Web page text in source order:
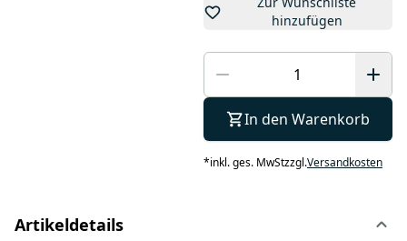
hinzufügen
In den Warenkorb
*inkl. ges. MwStzzgl.Versandkosten
Artikeldetails